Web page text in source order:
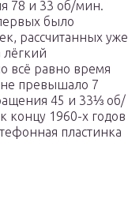
78 и 33 об/мин.
было
рассчитанных уже
всё равно время
превышало 7
45 и 33⅓ об/
концу 1960-х годов
пластинка